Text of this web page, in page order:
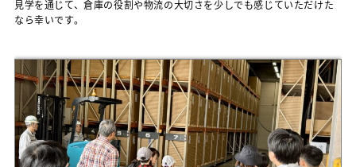
見学を通じて、倉庫の役割や物流の大切さを少しでも感じていただけた
なら幸いです。